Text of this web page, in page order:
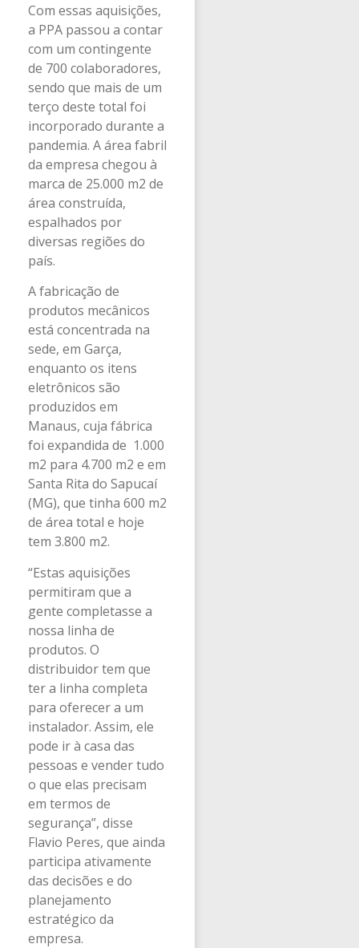
Com essas aquisições,
a PPA passou a contar
com um contingente
de 700 colaboradores,
sendo que mais de um
terço deste total foi
incorporado durante a
pandemia. A área fabril
da empresa chegou à
marca de 25.000 m2 de
área construída,
espalhados por
diversas regiões do
país.
A fabricação de
produtos mecânicos
está concentrada na
sede, em Garça,
enquanto os itens
eletrônicos são
produzidos em
Manaus, cuja fábrica
foi expandida de 1.000
m2 para 4.700 m2 e em
Santa Rita do Sapucaí
(MG), que tinha 600 m2
de área total e hoje
tem 3.800 m2.
“Estas aquisições
permitiram que a
gente completasse a
nossa linha de
produtos. O
distribuidor tem que
ter a linha completa
para oferecer a um
instalador. Assim, ele
pode ir à casa das
pessoas e vender tudo
o que elas precisam
em termos de
segurança”, disse
Flavio Peres, que ainda
participa ativamente
das decisões e do
planejamento
estratégico da
empresa.